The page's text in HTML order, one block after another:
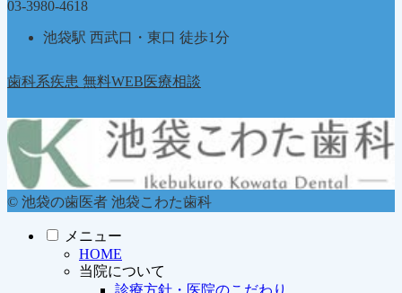
03-3980-4618
池袋駅 西武口・東口 徒歩1分
歯科系疾患 無料WEB医療相談
© 池袋の歯医者 池袋こわた歯科
メニュー
HOME
当院について